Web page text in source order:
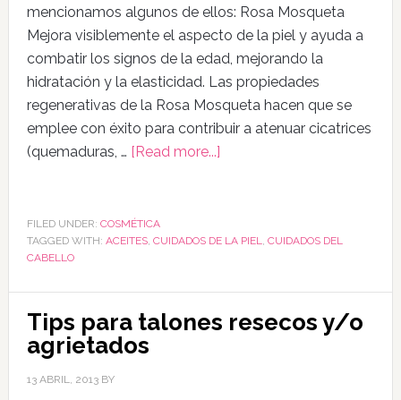
mencionamos algunos de ellos: Rosa Mosqueta
Mejora visiblemente el aspecto de la piel y ayuda a
combatir los signos de la edad, mejorando la
hidratación y la elasticidad. Las propiedades
regenerativas de la Rosa Mosqueta hacen que se
emplee con éxito para contribuir a atenuar cicatrices
(quemaduras, … [Read more...]
FILED UNDER: COSMÉTICA
TAGGED WITH: ACEITES, CUIDADOS DE LA PIEL, CUIDADOS DEL
CABELLO
Tips para talones resecos y/o
agrietados
13 ABRIL, 2013BY